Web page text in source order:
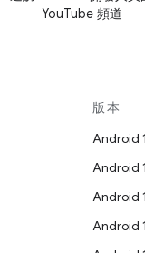
YouTube 頻道
版本
Android
Android
Android
Android